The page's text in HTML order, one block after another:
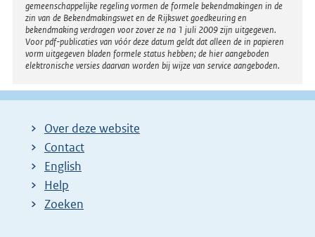
gemeenschappelijke regeling vormen de formele bekendmakingen in de
zin van de Bekendmakingswet en de Rijkswet goedkeuring en
bekendmaking verdragen voor zover ze na 1 juli 2009 zijn uitgegeven.
Voor pdf-publicaties van vóór deze datum geldt dat alleen de in papieren
vorm uitgegeven bladen formele status hebben; de hier aangeboden
elektronische versies daarvan worden bij wijze van service aangeboden.
Over deze website
Contact
English
Help
Zoeken